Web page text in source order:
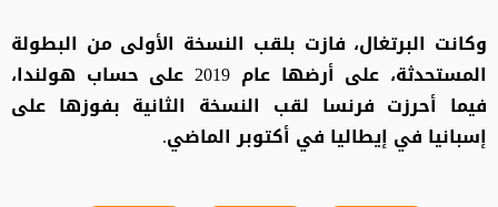
وكانت البرتغال، فازت بلقب النسخة الأولى من البطولة
المستحدثة، على أرضها عام 2019 على حساب هولندا،
فيما أحرزت فرنسا لقب النسخة الثانية بفوزها على
إسبانيا في إيطاليا في أكتوبر الماضي.